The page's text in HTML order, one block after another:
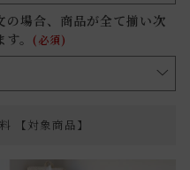
場合、商品が全て揃い次
。
(必須)
【対象商品】